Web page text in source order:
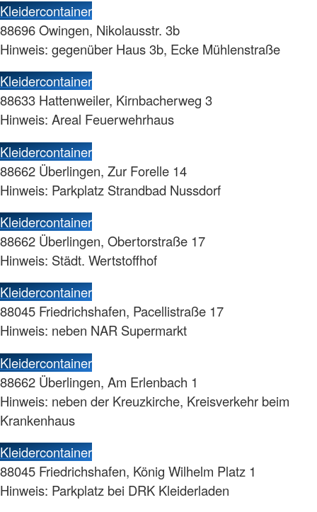
Kleidercontainer
88696 Owingen, Nikolausstr. 3b
Hinweis: gegenüber Haus 3b, Ecke Mühlenstraße
Kleidercontainer
88633 Hattenweiler, Kirnbacherweg 3
Hinweis: Areal Feuerwehrhaus
Kleidercontainer
88662 Überlingen, Zur Forelle 14
Hinweis: Parkplatz Strandbad Nussdorf
Kleidercontainer
88662 Überlingen, Obertorstraße 17
Hinweis: Städt. Wertstoffhof
Kleidercontainer
88045 Friedrichshafen, Pacellistraße 17
Hinweis: neben NAR Supermarkt
Kleidercontainer
88662 Überlingen, Am Erlenbach 1
Hinweis: neben der Kreuzkirche, Kreisverkehr beim
Krankenhaus
Kleidercontainer
88045 Friedrichshafen, König Wilhelm Platz 1
Hinweis: Parkplatz bei DRK Kleiderladen